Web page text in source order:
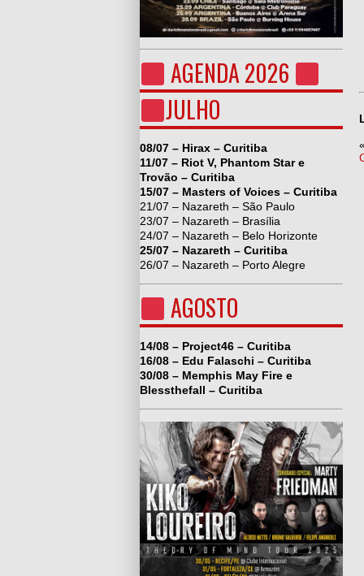
AGENDA 2026
JULHO
08/07 – Hirax – Curitiba
11/07 – Riot V, Phantom Star e
Trovão – Curitiba
15/07 – Masters of Voices – Curitiba
21/07 – Nazareth – São Paulo
23/07 – Nazareth – Brasília
24/07 – Nazareth – Belo Horizonte
25/07 – Nazareth – Curitiba
26/07 – Nazareth – Porto Alegre
AGOSTO
14/08 – Project46 – Curitiba
16/08 – Edu Falaschi – Curitiba
30/08 – Memphis May Fire e
Blessthefall – Curitiba